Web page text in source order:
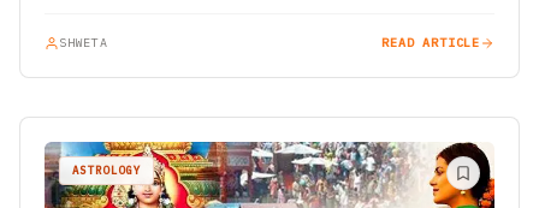
SHWETA READ ARTICLE
ASTROLOGY